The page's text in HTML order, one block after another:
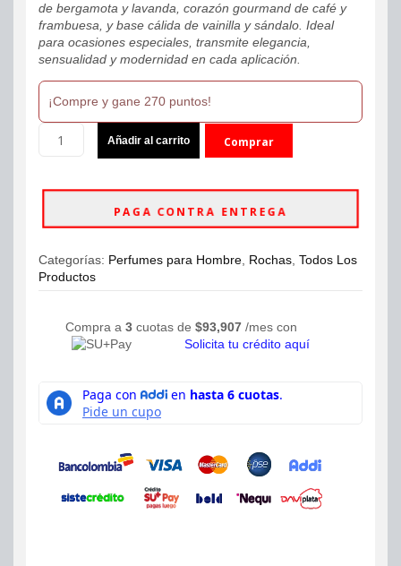
de bergamota y lavanda, corazón gourmand de café y
frambuesa, y base cálida de vainilla y sándalo. Ideal
para ocasiones especiales, transmite elegancia,
sensualidad y modernidad en cada aplicación.
¡Compre y gane 270 puntos!
Rochas
100ml
cantidad
Añadir al carrito Comprar
PAGA CONTRA ENTREGA
Categorías: Perfumes para Hombre, Rochas, Todos Los
Productos
Compra a 3 cuotas de $93,907 /mes con
Solicita tu crédito aquí